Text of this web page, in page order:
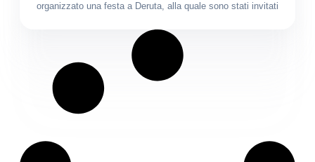
organizzato una festa a Deruta, alla quale sono stati invitati